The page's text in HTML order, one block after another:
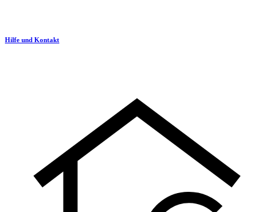
Hilfe und Kontakt